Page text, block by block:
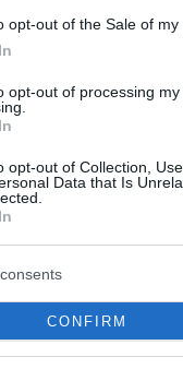
opt-out of the Sale of my
opt-out of processing
opt-out of Collection,
Data that Is
CONFIRM
öt
konvojok
ezért
tagjai közé
gyakorlótéren
a
keleti szárnyán